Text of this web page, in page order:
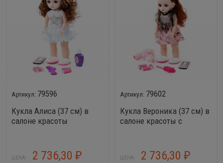
79596
Кукла Алиса (37 см) в
салоне красоты
ЦЕНА: 2 736,30 ₽
79602
Кукла Вероника (37 см) в
салоне красоты с
ЦЕНА: 2 736,30 ₽